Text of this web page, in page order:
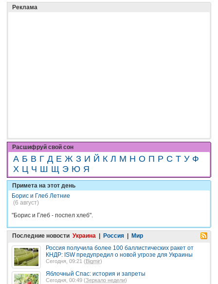
Реклама
Расшифруй свой сон
А Б В Г Д Е Ж З И Й К Л М Н О П Р С Т У Ф
Х Ц Ч Ш Щ Э Ю Я
Примета на этот день
Борис и Глеб Летние
(6 август)
"Борис и Глеб - поспел хлеб".
Последние новости Украина | Россия | Мир
Россия получила более 100 баллистических ракет от
КНДР: ISW предупредил о новой угрозе для Украины
Сегодня, 09:21 (Bigmir)
Яблочный Спас: история и запреты
Сегодня, 00:49 (Зеркало недели)